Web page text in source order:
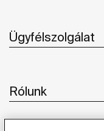
Ügyfélszolgálat
Rólunk